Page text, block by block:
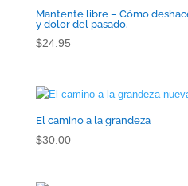
Mantente libre – Cómo
y dolor del pasado.
$24.95
El camino a la grandeza
$30.00